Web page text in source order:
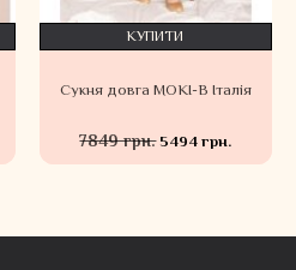
Сукня довга MOKI-B Італія
7849 грн.5494 грн.
КУПИТИ